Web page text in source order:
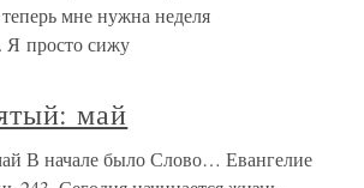
мне нужна неделя
Я просто сижу
май
В начале было Слово… Евангелие